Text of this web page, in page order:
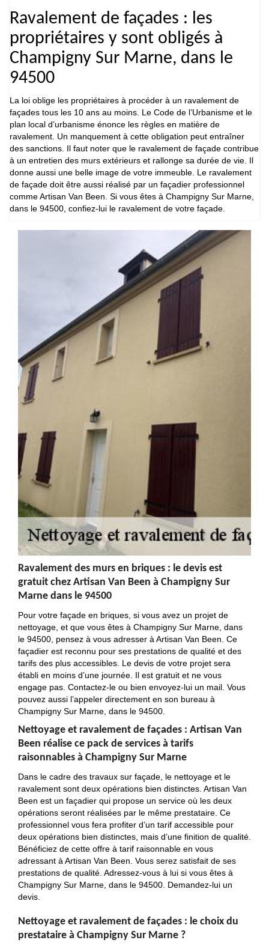
Ravalement de façades : les
propriétaires y sont obligés à
Champigny Sur Marne, dans le
94500
La loi oblige les propriétaires à procéder à un ravalement de
façades tous les 10 ans au moins. Le Code de l’Urbanisme et le
plan local d’urbanisme énonce les règles en matière de
ravalement. Un manquement à cette obligation peut entraîner
des sanctions. Il faut noter que le ravalement de façade contribue
à un entretien des murs extérieurs et rallonge sa durée de vie. Il
donne aussi une belle image de votre immeuble. Le ravalement
de façade doit être aussi réalisé par un façadier professionnel
comme Artisan Van Been. Si vous êtes à Champigny Sur Marne,
dans le 94500, confiez-lui le ravalement de votre façade.
Ravalement des murs en briques : le devis est
gratuit chez Artisan Van Been à Champigny Sur
Marne dans le 94500
Pour votre façade en briques, si vous avez un projet de
nettoyage, et que vous êtes à Champigny Sur Marne, dans
le 94500, pensez à vous adresser à Artisan Van Been. Ce
façadier est reconnu pour ses prestations de qualité et des
tarifs des plus accessibles. Le devis de votre projet sera
établi en moins d’une journée. Il est gratuit et ne vous
engage pas. Contactez-le ou bien envoyez-lui un mail. Vous
pouvez aussi l’appeler directement en son bureau à
Champigny Sur Marne, dans le 94500.
Nettoyage et ravalement de façades : Artisan Van
Been réalise ce pack de services à tarifs
raisonnables à Champigny Sur Marne
Dans le cadre des travaux sur façade, le nettoyage et le
ravalement sont deux opérations bien distinctes. Artisan Van
Been est un façadier qui propose un service où les deux
opérations seront réalisées par le même prestataire. Ce
professionnel vous fera profiter d’un tarif accessible pour
deux opérations bien distinctes, mais d’une finition de qualité.
Bénéficiez de cette offre à tarif raisonnable en vous
adressant à Artisan Van Been. Vous serez satisfait de ses
prestations de qualité. Adressez-vous à lui si vous êtes à
Champigny Sur Marne, dans le 94500. Demandez-lui un
devis.
Nettoyage et ravalement de façades : le choix du
prestataire à Champigny Sur Marne ?